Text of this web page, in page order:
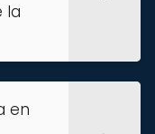
la
en